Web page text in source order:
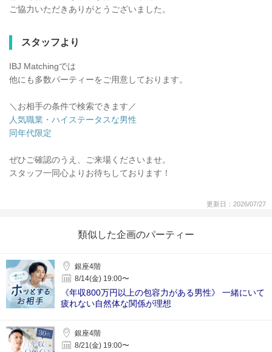
ご協力いただきありがとうございました。
スタッフより
IBJ Matchingでは
他にも多数パーティーをご用意しております。
＼お相手の条件で検索できます／
人気職業・ハイステータスな男性
同年代限定
ぜひご確認のうえ、ご来場くださいませ。
スタッフ一同心よりお待ちしております！
更新日：2026/07/27
類似した企画のパーティー
銀座4階
8/14(金) 19:00〜
《年収800万円以上の包容力がある男性》 一緒にいて
疲れない自然体な関係が理想
銀座4階
8/21(金) 19:00〜